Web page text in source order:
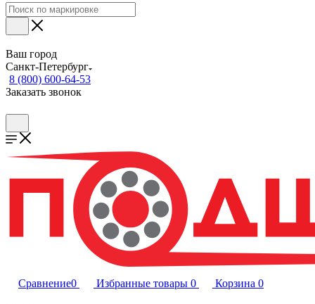
Ваш город
Санкт-Петербург
8 (800) 600-64-53
Заказать звонок
Сравнение0 Избранные товары 0 Корзина 0